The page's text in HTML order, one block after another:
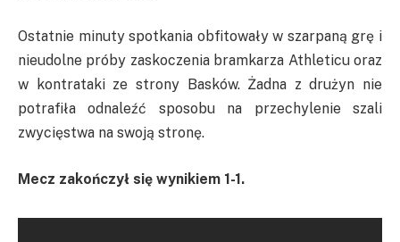
Ostatnie minuty spotkania obfitowały w szarpaną grę i
nieudolne próby zaskoczenia bramkarza Athleticuoraz
w kontrataki ze strony Basków. Żadna z drużyn nie
potrafiła odnaleźć sposobu na przechylenie szali
zwycięstwa na swoją stronę.
Mecz zakończył się wynikiem 1-1.